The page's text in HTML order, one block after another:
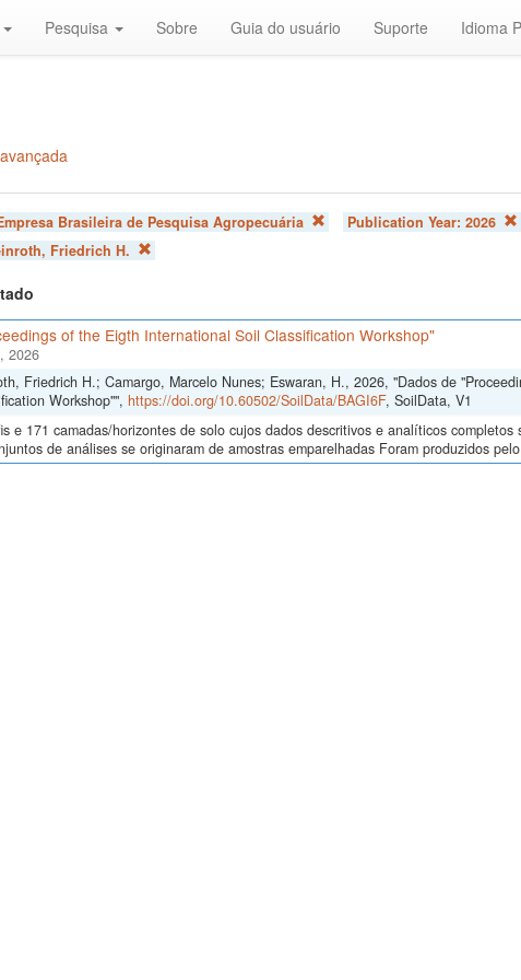
Pesquisa Sobre Guia do usuário Suporte Idioma
Brasileira de Pesquisa Agropecuária Publication Year: 2026
Friedrich H.
of the Eigth International Soil Classification Workshop"
2026
Friedrich H.; Camargo, Marcelo Nunes; Eswaran, H., 2026, "Dados de
Workshop"", https://doi.org/10.60502/SoilData/BAGI6F, SoilData, V1
e 171 camadas/horizontes de solo cujos dados descritivos e analíticos
de análises se originaram de amostras emparelhadas Foram produzidos